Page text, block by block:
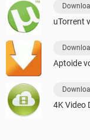
uTorrent
Aptoide
4K Video